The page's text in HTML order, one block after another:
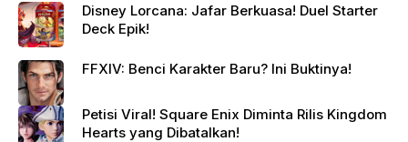
Disney Lorcana: Jafar Berkuasa! Duel Starter
Deck Epik!
FFXIV: Benci Karakter Baru? Ini Buktinya!
Petisi Viral! Square Enix Diminta Rilis Kingdom
Hearts yang Dibatalkan!